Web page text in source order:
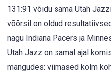
131:91 võidu sama Utah
võõrsil on oldud
nagu Indiana Pacers ja
Utah Jazz on samal ajal
mängudes: viimased kolm